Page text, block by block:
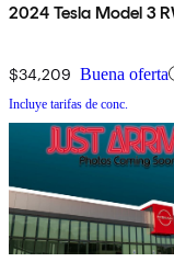
2024 Tesla Model 3
$34,209 Buena oferta
Incluye tarifas de conc.